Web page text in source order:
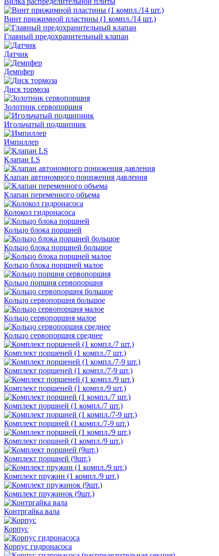
Винт прижимной пластины (1 компл./14 шт.)
Главный предохранительный клапан
Датчик
Демпфер
Диск тормоза
Золотник сервопоршня
Игольчатый подшипник
Импиллер
Клапан LS
Клапан автономного понижения давления
Клапан переменного объема
Колокол гидронасоса
Кольцо блока поршней
Кольцо блока поршней большое
Кольцо блока поршней малое
Кольцо поршня сервопоршня
Кольцо сервопоршня большое
Кольцо сервопоршня малое
Кольцо сервопоршня среднее
Комплект поршеней (1 компл./7 шт.)
Комплект поршеней (1 компл./7-9 шт.)
Комплект поршеней (1 компл./9 шт.)
Комплект поршней (1 компл./7 шт.)
Комплект поршней (1 компл./7-9 шт.)
Комплект поршней (1 компл./9 шт.)
Комплект поршней (9шт.)
Комплект пружин (1 компл./9 шт.)
Комплект пружинок (9шт.)
Контргайка вала
Корпус
Корпус гидронасоса